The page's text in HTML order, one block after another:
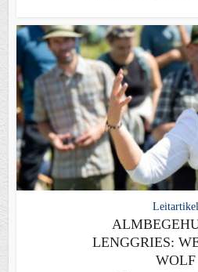
Leitartikel
LENGGRIES:
WOLF